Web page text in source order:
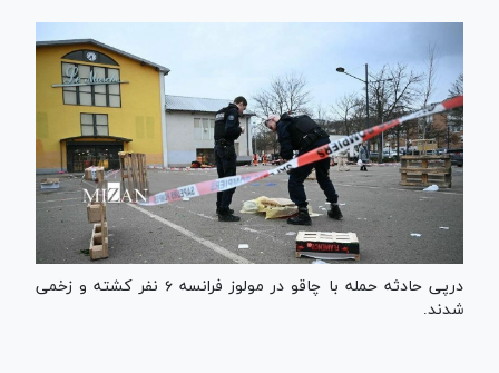
درپی حادثه حمله با چاقو در مولوز فرانسه ۶ نفر کشته و زخمی
شدند.